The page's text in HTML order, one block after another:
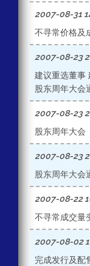
2007-08-31
不寻常价格及
2007-08-23
建议重选董事
股东周年大会
2007-08-23
股东周年大会
2007-08-23
股东周年大会
2007-08-22
不寻常成交量
2007-08-02
完成发行及配